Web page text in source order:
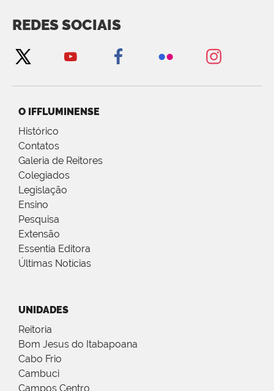
REDES SOCIAIS
O IFFLUMINENSE
Histórico
Contatos
Galeria de Reitores
Colegiados
Legislação
Ensino
Pesquisa
Extensão
Essentia Editora
Últimas Notícias
UNIDADES
Reitoria
Bom Jesus do Itabapoana
Cabo Frio
Cambuci
Campos Centro